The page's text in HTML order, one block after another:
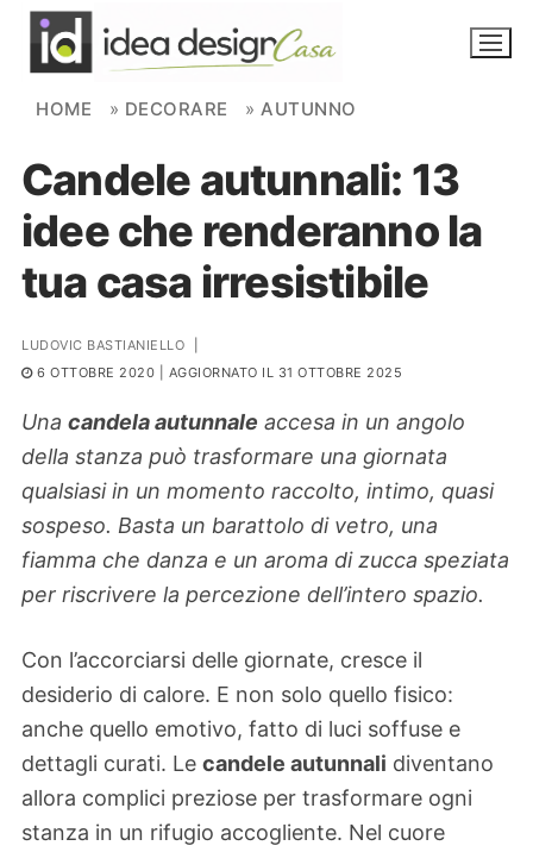
Skip to content
NOVITÀ
AMBIENTI
FAI DA TE
PIANTE
Search for:
HOME » DECORARE » AUTUNNO
Candele autunnali: 13
idee che renderanno la
tua casa irresistibile
LUDOVIC BASTIANIELLO
6 OTTOBRE 2020 | AGGIORNATO IL 31 OTTOBRE 2025
Una candela autunnale accesa in un angolo
della stanza può trasformare una giornata
qualsiasi in un momento raccolto, intimo, quasi
sospeso. Basta un barattolo di vetro, una
fiamma che danza e un aroma di zucca speziata
per riscrivere la percezione dell’intero spazio.
Con l’accorciarsi delle giornate, cresce il
desiderio di calore. E non solo quello fisico:
anche quello emotivo, fatto di luci soffuse e
dettagli curati. Le candele autunnali diventano
allora complici preziose per trasformare ogni
stanza in un rifugio accogliente. Nel cuore